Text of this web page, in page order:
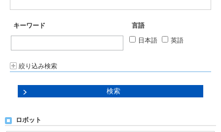
キーワード
言語
日本語
英語
絞り込み検索
ロボット